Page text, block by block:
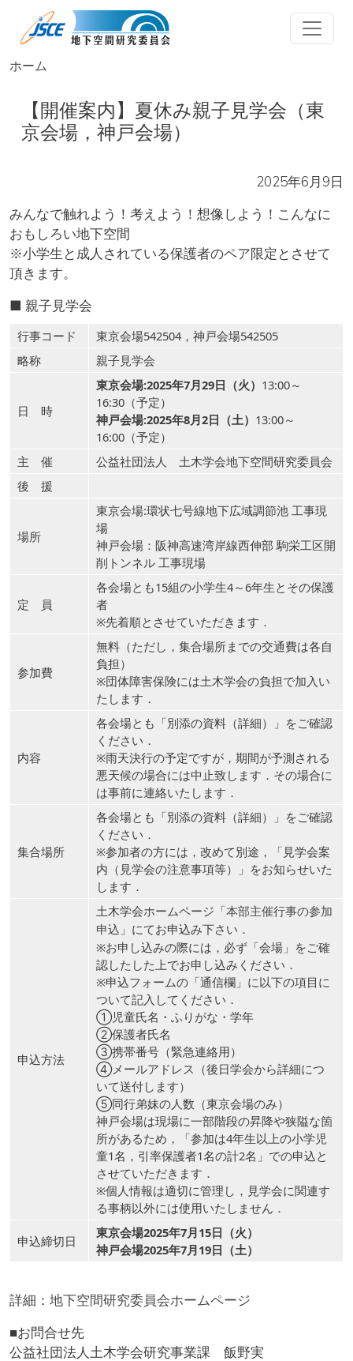
メインコンテンツに移動
ホーム
【開催案内】夏休み親子見学会（東
京会場，神戸会場）
2025年6月9日
みんなで触れよう！考えよう！想像しよう！こんなに
おもしろい地下空間
※小学生と成人されている保護者のペア限定とさせて
頂きます。
■ 親子見学会
行事コード
東京会場542504，神戸会場542505
略称
親子見学会
日 時
東京会場:2025年7月29日（火） 13:00～
16:30（予定）
神戸会場:2025年8月2日（土） 13:00～
16:00（予定）
主 催
公益社団法人 土木学会地下空間研究委員会
後 援
場所
東京会場:環状七号線地下広域調節池 工事現
場
神戸会場：阪神高速湾岸線西伸部 駒栄工区開
削トンネル 工事現場
定 員
各会場とも15組の小学生4～6年生とその保護
者
※先着順とさせていただきます．
参加費
無料（ただし，集合場所までの交通費は各自
負担）
※団体障害保険には土木学会の負担で加入い
たします．
内容
各会場とも「別添の資料（詳細）」をご確認
ください．
※雨天決行の予定ですが，期間が予測される
悪天候の場合には中止致します．その場合に
は事前に連絡いたします．
集合場所
各会場とも「別添の資料（詳細）」をご確認
ください．
※参加者の方には，改めて別途，「見学会案
内（見学会の注意事項等）」をお知らせいた
します．
申込方法
土木学会ホームページ「本部主催行事の参加
申込 」にてお申込み下さい．
※お申し込みの際には，必ず「会場」をご確
認したした上でお申し込みください．
※申込フォームの「通信欄」に以下の項目に
ついて記入してください．
①児童氏名・ふりがな・学年
②保護者氏名
③携帯番号（緊急連絡用）
④メールアドレス（後日学会から詳細につ
いて送付します）
⑤同行弟妹の人数（東京会場のみ）
神戸会場は現場に一部階段の昇降や狭隘な箇
所があるため，「参加は4年生以上の小学児
童1名，引率保護者1名の計2名」での申込と
させていただきます．
※個人情報は適切に管理し，見学会に関連す
る事柄以外には使用いたしません．
申込締切日
東京会場2025年7月15日（火）
神戸会場2025年7月19日（土）
詳細： 地下空間研究委員会ホームページ
■お問合せ先
公益社団法人土木学会研究事業課 飯野実